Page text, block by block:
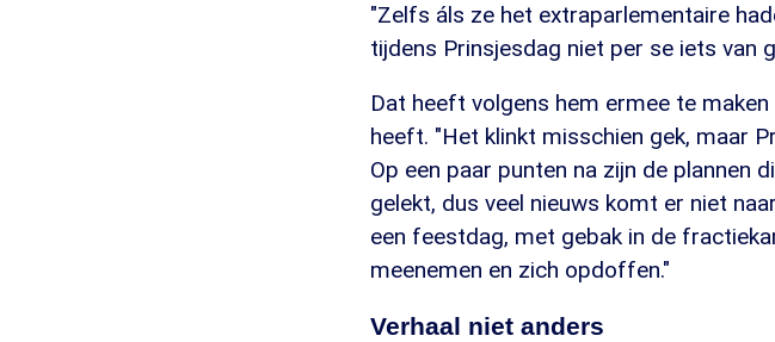
"Zelfs áls ze het extraparlementaire
tijdens Prinsjesdag niet per se iets van
Dat heeft volgens hem ermee te
heeft. "Het klinkt misschien gek, maar
Op een paar punten na zijn de plannen
gelekt, dus veel nieuws komt er niet
een feestdag, met gebak in de
meenemen en zich opdoffen."
Verhaal niet anders